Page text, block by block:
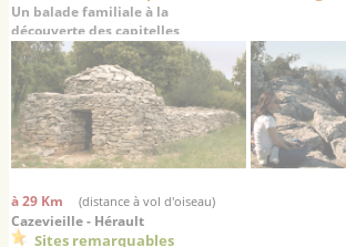
Un balade familiale à la
découverte des capitelles
à 29 Km (distance à vol d'oiseau)
Cazevieille - Hérault
Sites remarquables